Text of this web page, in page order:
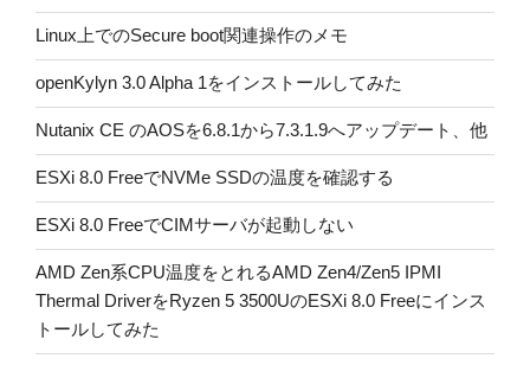
Linux上でのSecure boot関連操作のメモ
openKylyn 3.0 Alpha 1をインストールしてみた
Nutanix CE のAOSを6.8.1から7.3.1.9へアップデート、他
ESXi 8.0 FreeでNVMe SSDの温度を確認する
ESXi 8.0 FreeでCIMサーバが起動しない
AMD Zen系CPU温度をとれるAMD Zen4/Zen5 IPMI
Thermal DriverをRyzen 5 3500UのESXi 8.0 Freeにインス
トールしてみた